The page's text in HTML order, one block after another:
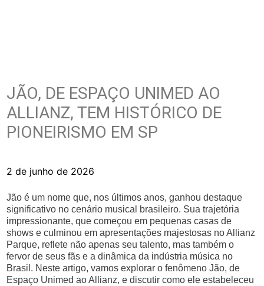
JÃO, DE ESPAÇO UNIMED AO
ALLIANZ, TEM HISTÓRICO DE
PIONEIRISMO EM SP
2 de junho de 2026
Jão é um nome que, nos últimos anos, ganhou destaque
significativo no cenário musical brasileiro. Sua trajetória
impressionante, que começou em pequenas casas de
shows e culminou em apresentações majestosas no Allianz
Parque, reflete não apenas seu talento, mas também o
fervor de seus fãs e a dinâmica da indústria música no
Brasil. Neste artigo, vamos explorar o fenômeno Jão, de
Espaço Unimed ao Allianz, e discutir como ele estabeleceu